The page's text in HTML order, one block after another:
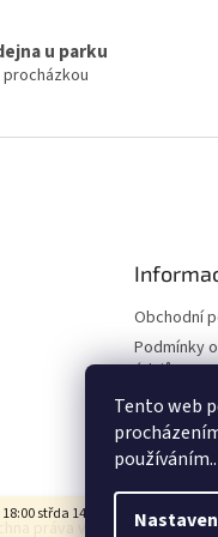
Tento web
střda 14:00 - 18:00 čtvrtek
u parku
procházkou
Obchodní
Podmínky
údajů
Kontakty
práva vyhrazena.Upravit